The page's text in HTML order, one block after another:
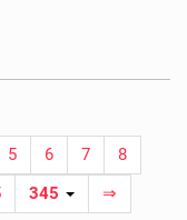
5 6 7
8
345
⇒